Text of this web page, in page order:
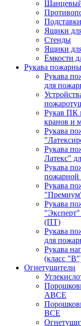
Ящики
Стенды
Ящики
Ёмкости
Рукава
Рукава
для
Рукав ПК
кранов и
Рукава
Рукава
Латекс"
Рукава
Рукава
Рукава
(ПТ)
Рукава
для
Рукава
(класс
Огнетушители
АВСЕ
ВСЕ